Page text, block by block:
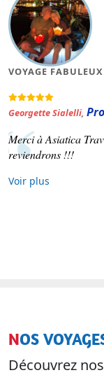
VOYAGE
Georgette Sialelli,
Merci à Asiatica
reviendrons !!!
Voir plus
NOS
Découvrez